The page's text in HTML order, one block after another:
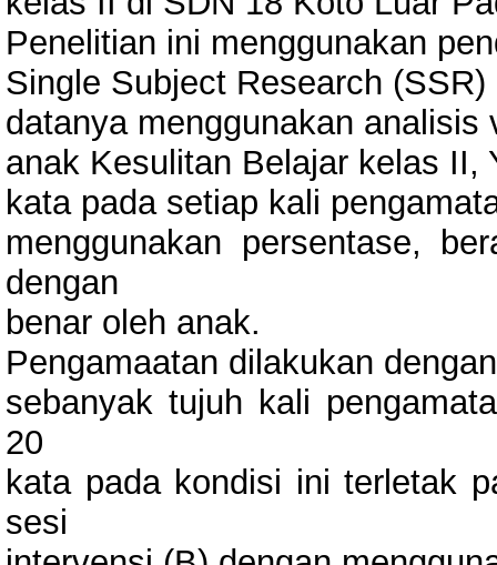
Penelitian ini menggunakan
Single Subject Research
datanya menggunakan
anak Kesulitan Belajar kelas II,
kata pada setiap kali
menggunakan persentase,
dengan
benar oleh anak.
Pengamaatan dilakukan
sebanyak tujuh kali
20
kata pada kondisi ini terletak
sesi